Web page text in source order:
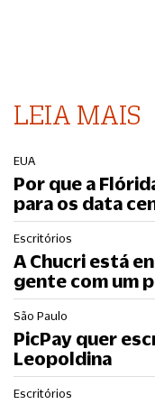
LEIA MAIS
EUA
Por que a
para os data
Escritórios
A Chucri está
gente com um
São Paulo
PicPay quer
Leopoldina
Escritórios